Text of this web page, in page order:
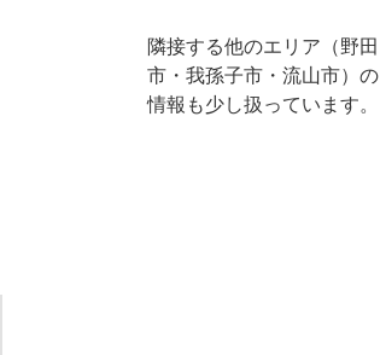
隣接する他のエリア（野田
市・我孫子市・流山市）の
情報も少し扱っています。